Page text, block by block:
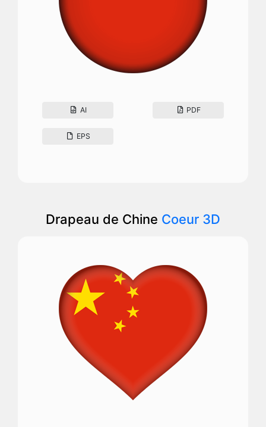
AI PDF
EPS
Drapeau de Chine Coeur 3D